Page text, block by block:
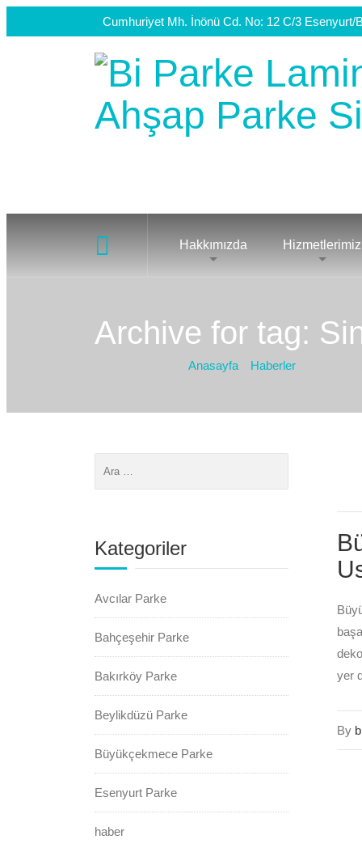
Cumhuriyet Mh. İnönü Cd. No: 12 C/3 Esenyurt/
Hakkımızda Hizmetlerimiz
Archive for tag:
Anasayfa Haberler
yer
By
Kategoriler
Avcılar Parke
Bahçeşehir Parke
Bakırköy Parke
Beylikdüzü Parke
Büyükçekmece Parke
Esenyurt Parke
haber